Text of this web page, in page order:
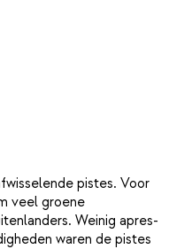
pistes. Voor
veel groene
Weinig apres-
waren de pistes